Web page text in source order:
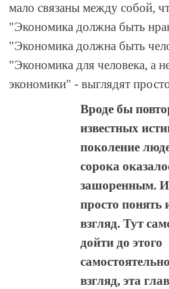
мало связаны между собой,
"Экономика должна быть
"Экономика должна быть
"Экономика для человека, а
экономики" - выглядят
Вроде бы
известных
поколение
сорока
зашоренным. И
просто понять
взгляд. Тут
дойти до этого
взгляд, эта